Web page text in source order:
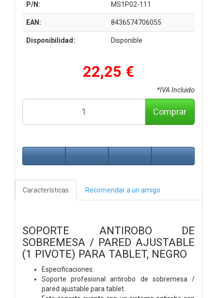
P/N: MS1P02-111
EAN: 8436574706055
Disponibilidad: Disponible
22,25 €
*IVA Incluido
Comprar
Características Recomendar a un amigo
SOPORTE ANTIROBO DE
SOBREMESA / PARED AJUSTABLE
(1 PIVOTE) PARA TABLET, NEGRO
Especificaciones:
Soporte profesional antirobo de sobremesa /
pared ajustable para tablet.